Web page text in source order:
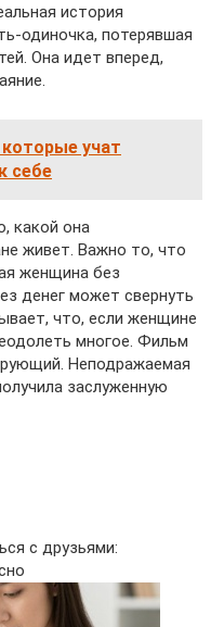
история
одиночка, потерявшая
Она идет вперед,
которые учат
себе
какой она
живет. Важно то, что
женщина без
денег может свернуть
что, если женщине
многое. Фильм
Неподражаемая
заслуженную
с друзьями: